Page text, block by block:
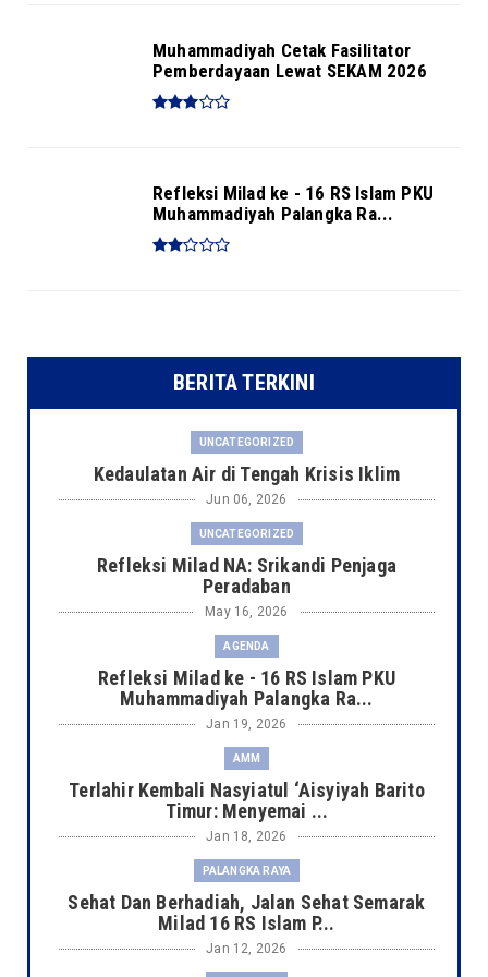
Muhammadiyah Cetak Fasilitator
Pemberdayaan Lewat SEKAM 2026
Refleksi Milad ke - 16 RS Islam PKU
Muhammadiyah Palangka Ra...
BERITA TERKINI
UNCATEGORIZED
Kedaulatan Air di Tengah Krisis Iklim
Jun 06, 2026
UNCATEGORIZED
Refleksi Milad NA: Srikandi Penjaga
Peradaban
May 16, 2026
AGENDA
Refleksi Milad ke - 16 RS Islam PKU
Muhammadiyah Palangka Ra...
Jan 19, 2026
AMM
Terlahir Kembali Nasyiatul ‘Aisyiyah Barito
Timur: Menyemai ...
Jan 18, 2026
PALANGKA RAYA
Sehat Dan Berhadiah, Jalan Sehat Semarak
Milad 16 RS Islam P...
Jan 12, 2026